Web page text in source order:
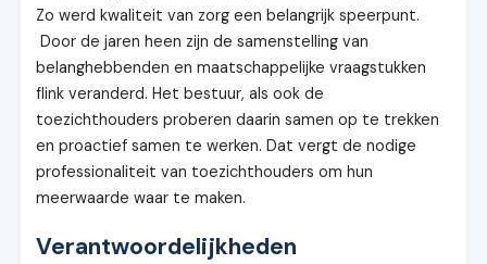
Zo werd kwaliteit van zorg een belangrijk speerpunt.
Door de jaren heen zijn de samenstelling van
belanghebbenden en maatschappelijke vraagstukken
flink veranderd. Het bestuur, als ook de
toezichthouders proberen daarin samen op te trekken
en proactief samen te werken. Dat vergt de nodige
professionaliteit van toezichthouders om hun
meerwaarde waar te maken.
Verantwoordelijkheden